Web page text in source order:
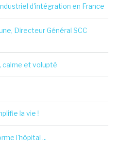
d'intégration en France
Directeur Général SCC
calme et volupté
la vie !
l'hôpital ...